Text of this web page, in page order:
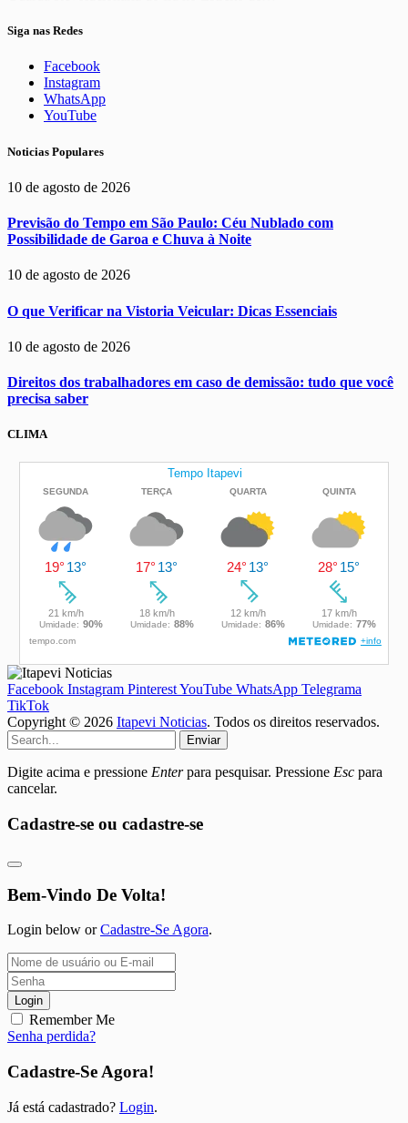
Siga nas Redes
Facebook
Instagram
WhatsApp
YouTube
Noticias Populares
10 de agosto de 2026
Previsão do Tempo em São Paulo: Céu Nublado com
Possibilidade de Garoa e Chuva à Noite
10 de agosto de 2026
O que Verificar na Vistoria Veicular: Dicas Essenciais
10 de agosto de 2026
Direitos dos trabalhadores em caso de demissão: tudo que você
precisa saber
CLIMA
Facebook Instagram PinterestYouTube WhatsApp Telegrama
TikTok
Copyright © 2026 Itapevi Noticias. Todos os direitos reservados.
Enviar
Digite acima e pressione Enterpara pesquisar. Pressione Esc para
cancelar.
Cadastre-se ou cadastre-se
Bem-Vindo De Volta!
Login below orCadastre-Se Agora.
Login
Remember Me
Senha perdida?
Cadastre-Se Agora!
Já está cadastrado? Login.